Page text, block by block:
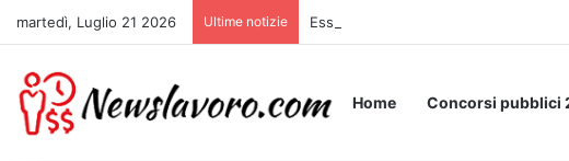
martedì, Luglio 21 2026 Ultime notizie Essere Pagati per Stare a Letto: ecco
Home Concorsi pubblici